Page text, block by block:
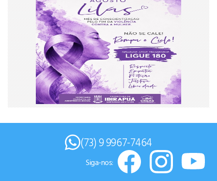
(73) 9 9967-7464
Siga-nos: